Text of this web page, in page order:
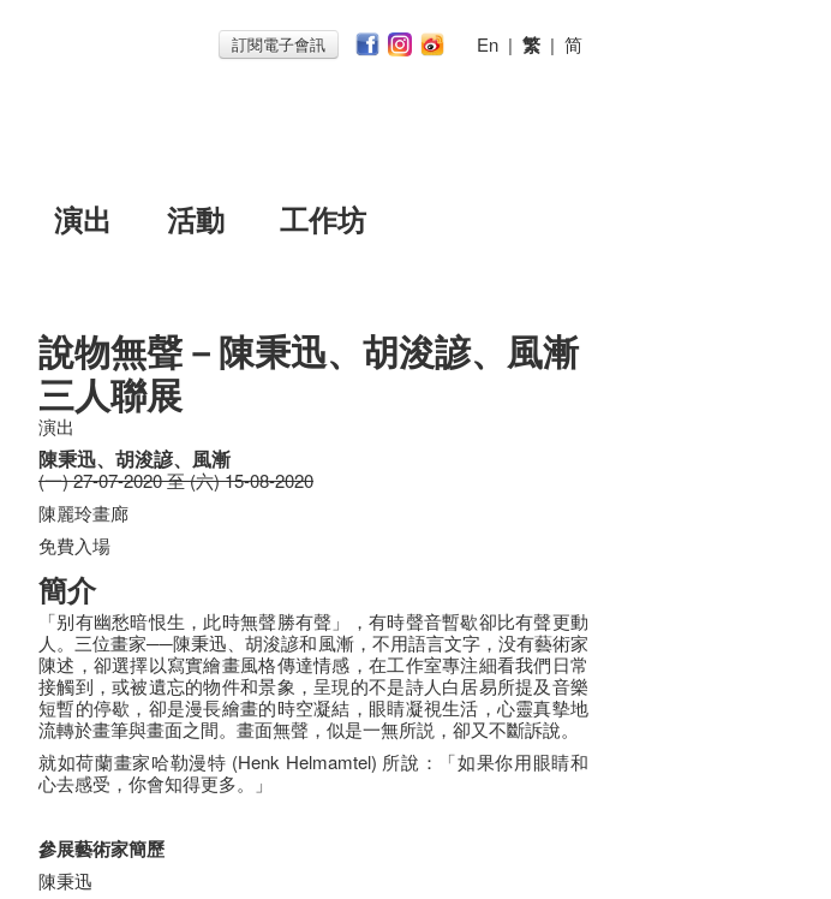
訂閱電子會訊 En | 繁 | 简
演出 活動
工作坊
說物無聲－陳秉迅、胡浚諺、風漸
三人聯展
演出
陳秉迅、胡浚諺、風漸
(一) 27-07-2020 至 (六) 15-08-2020
陳麗玲畫廊
免費入場
簡介
「别有幽愁暗恨生，此時無聲勝有聲」，有時聲音暫歇卻比有聲更動
人。三位畫家──陳秉迅、胡浚諺和風漸，不用語言文字，没有藝術家
陳述，卻選擇以寫實繪畫風格傳達情感，在工作室專注細看我們日常
接觸到，或被遺忘的物件和景象，呈現的不是詩人白居易所提及音樂
短暫的停歇，卻是漫長繪畫的時空凝結，眼睛凝視生活，心靈真摰地
流轉於畫筆與畫面之間。畫面無聲，似是一無所説，卻又不斷訴說。
就如荷蘭畫家哈勒漫特 (Henk Helmamtel) 所說：「如果你用眼睛和
心去感受，你會知得更多。」
參展藝術家簡歷
陳秉迅